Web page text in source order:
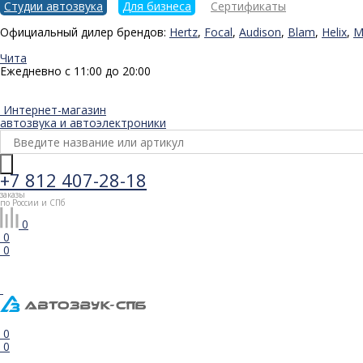
Студии автозвука Для бизнеса
Сертификаты
Официальный дилер брендов: Hertz, Focal, Audison, Blam, Helix,
Чита
Ежедневно с 11:00 до 20:00
Интернет-магазин
автозвука и автоэлектроники
+7 812 407-28-18
заказы
по России и СПб
0
0
0
0
0